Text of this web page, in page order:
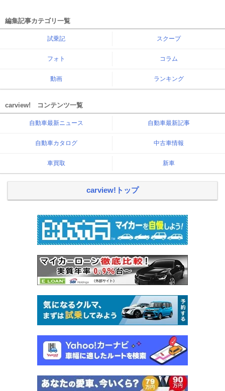
編集記事カテゴリ一覧
試乗記 スクープ
フォト コラム
動画 ランキング
carview! コンテンツ一覧
自動車最新ニュース 自動車最新記事
自動車カタログ 中古車情報
車買取 新車
carview!トップ